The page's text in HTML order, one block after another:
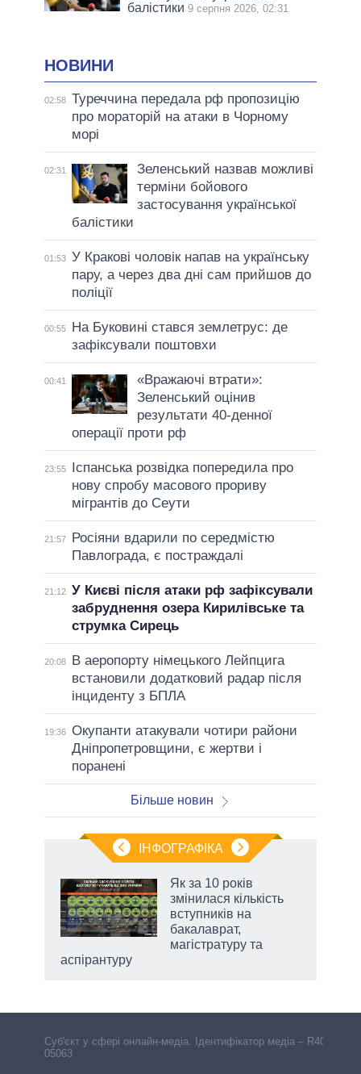
балістики 9 серпня 2026, 02:31
НОВИНИ
02:58 Туреччина передала рф пропозицію
про мораторій на атаки в Чорному
морі
02:31
Зеленський назвав можливі
терміни бойового
застосування української
балістики
01:53 У Кракові чоловік напав на українську
пару, а через два дні сам прийшов до
поліції
00:55
На Буковині стався землетрус: де
зафіксували поштовхи
00:41
«Вражаючі втрати»:
Зеленський оцінив
результати 40-денної
операції проти рф
23:55
Іспанська розвідка попередила про
нову спробу масового прориву
мігрантів до Сеути
21:57
Росіяни вдарили по середмістю
Павлограда, є постраждалі
21:12 У Києві після атаки рф зафіксували
забруднення озера Кирилівське та
струмка Сирець
20:08
В аеропорту німецького Лейпцига
встановили додатковий радар після
інциденту з БПЛА
19:36 Окупанти атакували чотири райони
Дніпропетровщини, є жертви і
поранені
Більше новин
ІНФОГРАФІКА
Як за 10 років
змінилася кількість
вступників на
бакалаврат,
магістратуру та
аспірантуру
Cуб'єкт у сфері онлайн-медіа. Ідентифікатор медіа – R40-
05063